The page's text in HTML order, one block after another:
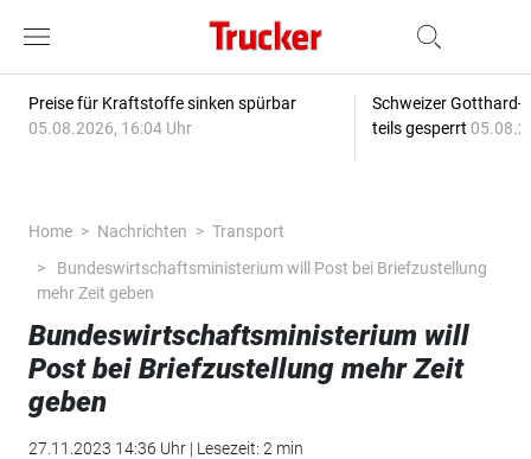
Preise für Kraftstoffe sinken spürbar
05.08.2026, 16:04 Uhr
Schweizer Gotthard-
teils gesperrt
Home Nachrichten
Transport
Bundeswirtschaftsministerium will Post bei Briefzustellung
mehr Zeit geben
Bundeswirtschaftsministerium will
Post bei Briefzustellung mehr Zeit
geben
27.11.2023 14:36 Uhr | Lesezeit: 2 min